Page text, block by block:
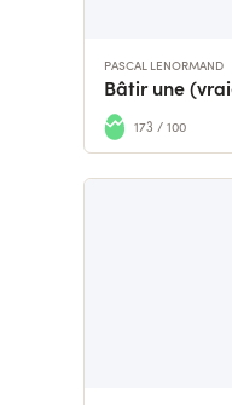
PASCAL LENORMAND
173 / 100